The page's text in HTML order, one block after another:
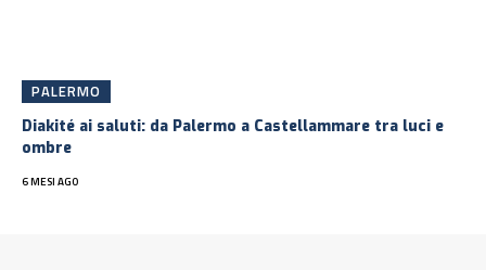
PALERMO
Diakité ai saluti: da Palermo a Castellammare tra luci e
ombre
6 MESI AGO